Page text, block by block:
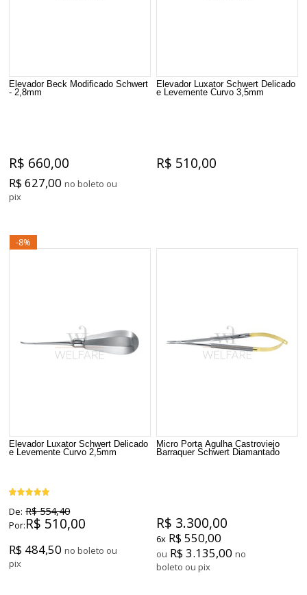
Elevador Beck Modificado Schwert
- 2,8mm
R$ 660,00
R$ 627,00 no boleto ou
pix
Elevador Luxator Schwert Delicado
e Levemente Curvo 3,5mm
R$ 510,00
-8%
Elevador Luxator Schwert Delicado
e Levemente Curvo 2,5mm
De: R$ 554,40
Por:R$ 510,00
R$ 484,50 no boleto ou
pix
Micro Porta Agulha Castroviejo
Barraquer Schwert Diamantado
R$ 3.300,00
6x R$ 550,00
ou R$ 3.135,00 no
boleto ou pix